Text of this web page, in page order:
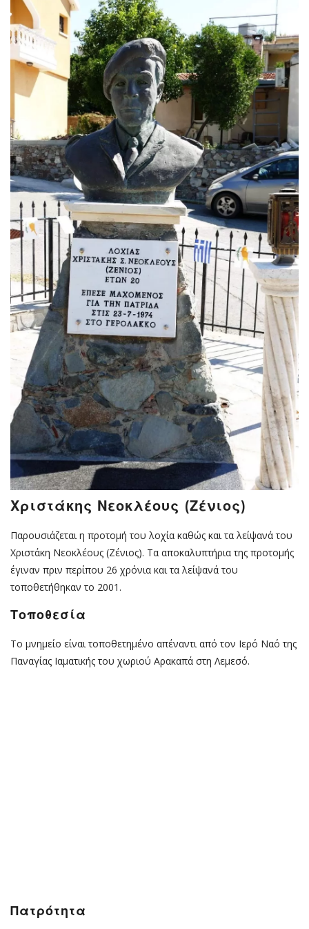
Χριστάκης Νεοκλέους (Ζένιος)
Παρουσιάζεται η προτομή του λοχία καθώς και τα λείψανά του
Χριστάκη Νεοκλέους (Ζένιος). Τα αποκαλυπτήρια της προτομής
έγιναν πριν περίπου 26 χρόνια και τα λείψανά του
τοποθετήθηκαν το 2001.
Τοποθεσία
Το μνημείο είναι τοποθετημένο απέναντι από τον Ιερό Ναό της
Παναγίας Ιαματικής του χωριού Αρακαπά στη Λεμεσό.
Πατρότητα